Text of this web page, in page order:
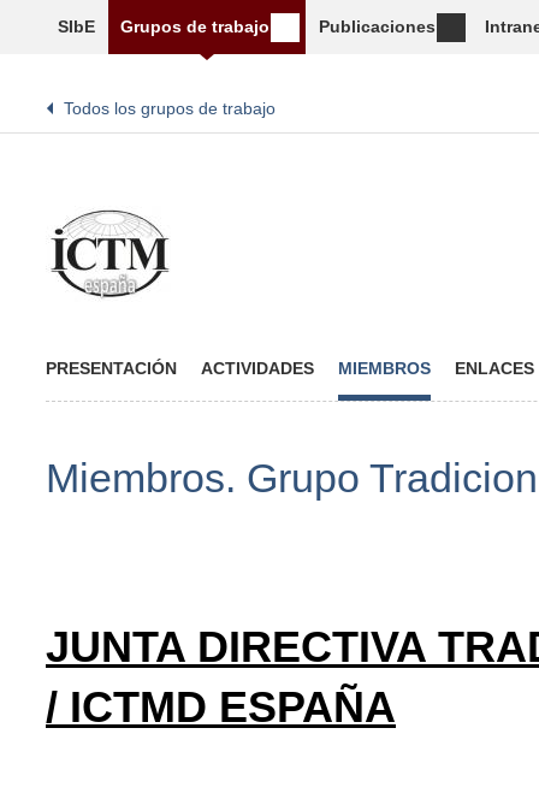
SIbE Grupos de trabajo Publicaciones
Todos los grupos de trabajo
PRESENTACIÓN ACTIVIDADES MIEMBROS ENLACES
Miembros. Grupo
JUNTA DIRECTIVA
/ ICTMD ESPAÑA